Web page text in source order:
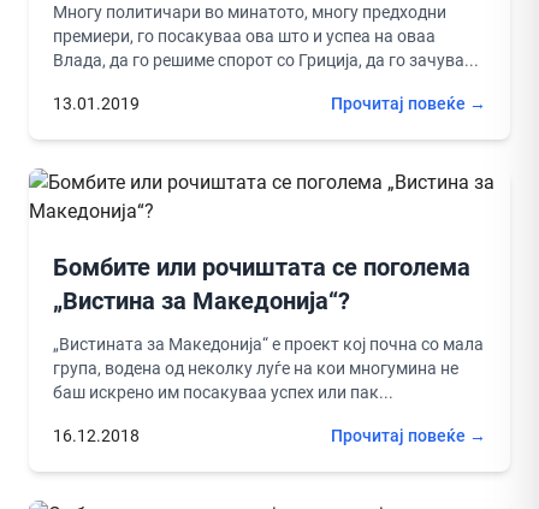
Многу политичари во минатото, многу предходни
премиери, го посакуваа ова што и успеа на оваа
Влада, да го решиме спорот со Гриција, да го зачува...
13.01.2019 Прочитај повеќе →
Бомбите или рочиштата се поголема
„Вистина за Македонија“?
„Вистината за Македонија“ е проект кој почна со мала
група, водена од неколку луѓе на кои многумина не
баш искрено им посакуваа успех или пак...
16.12.2018 Прочитај повеќе →